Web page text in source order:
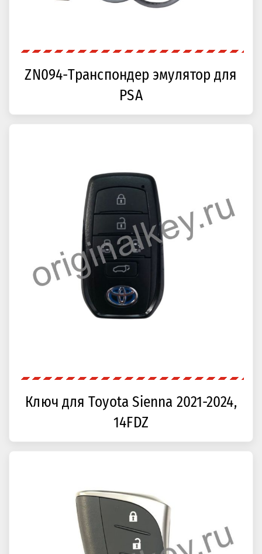
ZN094-Транспондер эмулятор для
PSA
Ключ для Toyota Sienna 2021-2024,
14FDZ